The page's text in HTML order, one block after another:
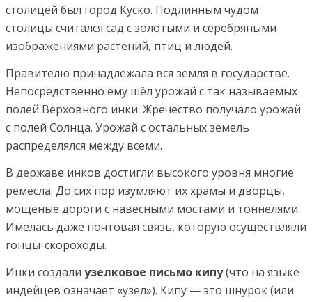
столицей был город Куско. Подлинным чудом
столицы считался сад с золотыми и серебряными
изображениями растений, птиц и людей.
Правителю принадлежала вся земля в государстве.
Непосредственно ему шёл урожай с так называемых
полей Верховного инки. Жречество получало урожай
с полей Солнца. Урожай с остальных земель
распределялся между всеми.
В державе инков достигли высокого уровня многие
ремёсла. До сих пор изумляют их храмы и дворцы,
мощёные дороги с навесными мостами и тоннелями.
Имелась даже почтовая связь, которую осуществляли
гонцы-скороходы.
Инки создали узелковое письмо кипу(что на языке
индейцев означает «узел»). Кипу — это шнурок (или